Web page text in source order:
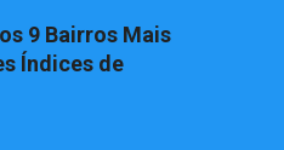
da 124º Dp,
incursões. Afim
DE DROGAS
9 Bairros Mais
Índices de